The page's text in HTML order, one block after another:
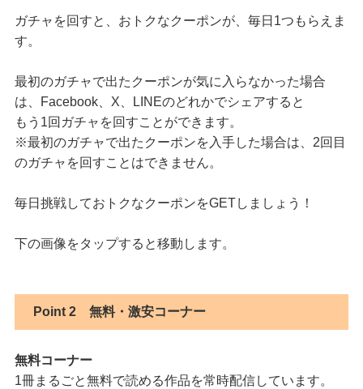
ガチャを回すと、おトクなクーポンが、毎日1つもらえま
す。
最初のガチャで出たクーポンが気に入らなかった場合
は、Facebook、X、LINEのどれかでシェアすると
もう1回ガチャを回すことができます。
※最初のガチャで出たクーポンを入手した場合は、2回目
のガチャを回すことはできません。
毎日挑戦しておトクなクーポンをGETしましょう！
下の画像をタップすると移動します。
Point 2無料・激安コーナー
無料コーナー
1冊まるごと無料で読める作品を常時配信しています。